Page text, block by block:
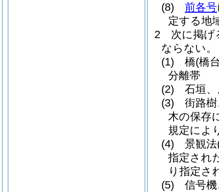
(8)
前各号
定する地
2
次に掲げ
ならない。
(1)
橋(橋
分離帯
(2)
石垣
(3)
街路
木の保存
規定によ
(4)
景観法
指定され
り指定さ
(5)
信号